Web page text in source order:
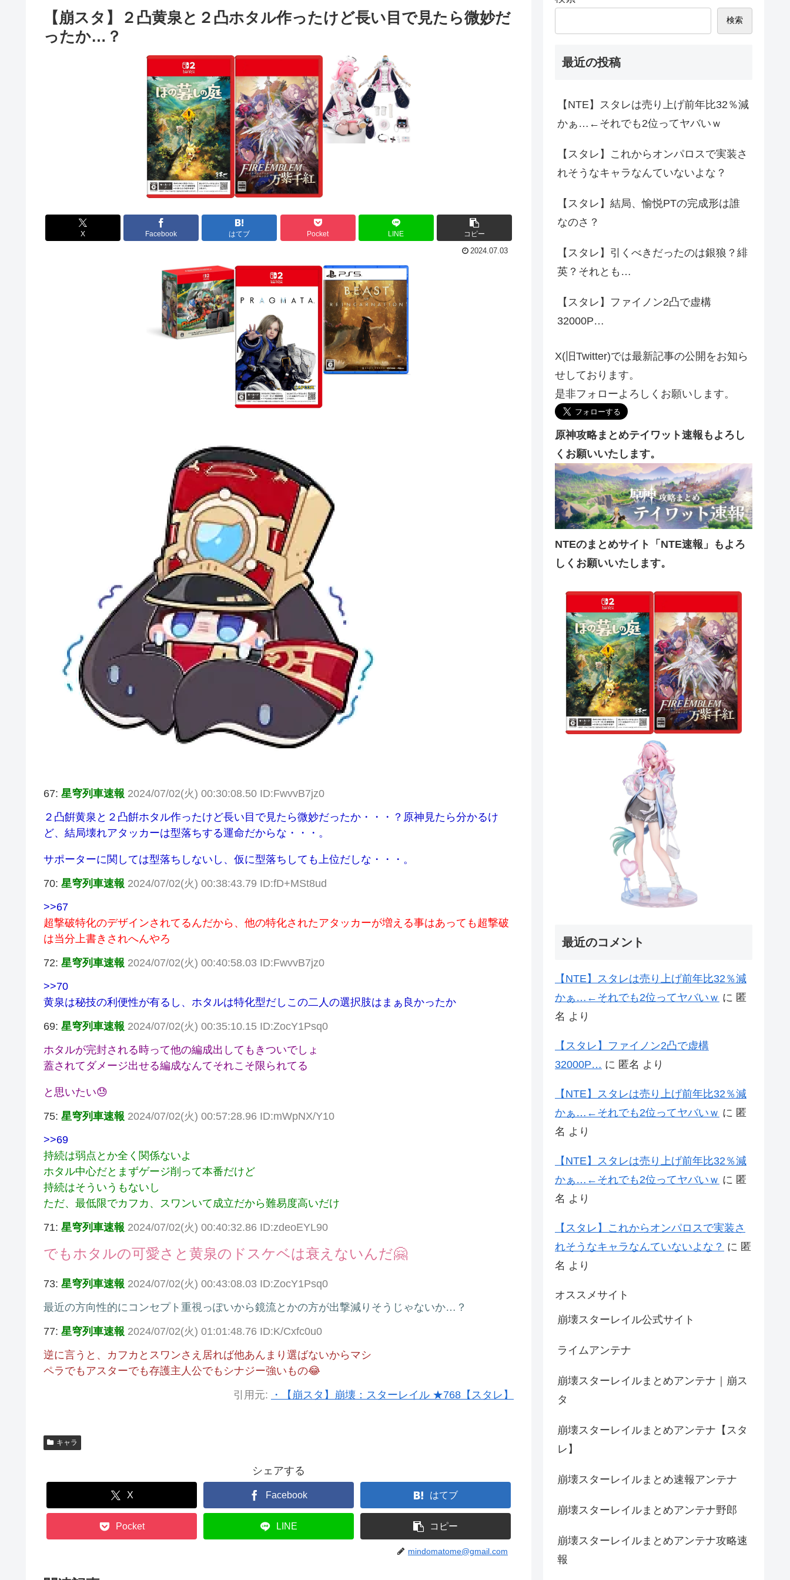
【崩スタ】２凸黄泉と２凸ホタル作ったけど長い目で見たら微妙だ
ったか…？
X Facebook はてブ Pocket LINE コピー
2024.07.03
67: 星穹列車速報 2024/07/02(火) 00:30:08.50 ID:FwvvB7jz0
２凸餠黄泉と２凸餠ホタル作ったけど長い目で見たら微妙だったか・・・？原神見たら分かるけ
ど、結局壊れアタッカーは型落ちする運命だからな・・・。
サポーターに関しては型落ちしないし、仮に型落ちしても上位だしな・・・。
70: 星穹列車速報 2024/07/02(火) 00:38:43.79 ID:fD+MSt8ud
>>67
超撃破特化のデザインされてるんだから、他の特化されたアタッカーが増える事はあっても超撃破
は当分上書きされへんやろ
72: 星穹列車速報 2024/07/02(火) 00:40:58.03 ID:FwvvB7jz0
>>70
黄泉は秘技の利便性が有るし、ホタルは特化型だしこの二人の選択肢はまぁ良かったか
69: 星穹列車速報 2024/07/02(火) 00:35:10.15 ID:ZocY1Psq0
ホタルが完封される時って他の編成出してもきついでしょ
蓋されてダメージ出せる編成なんてそれこそ限られてる
と思いたい😓
75: 星穹列車速報 2024/07/02(火) 00:57:28.96 ID:mWpNX/Y10
>>69
持続は弱点とか全く関係ないよ
ホタル中心だとまずゲージ削って本番だけど
持続はそういうもないし
ただ、最低限でカフカ、スワンいて成立だから難易度高いだけ
71: 星穹列車速報 2024/07/02(火) 00:40:32.86 ID:zdeoEYL90
でもホタルの可愛さと黄泉のドスケベは衰えないんだ🤗
73: 星穹列車速報 2024/07/02(火) 00:43:08.03 ID:ZocY1Psq0
最近の方向性的にコンセプト重視っぽいから鏡流とかの方が出撃減りそうじゃないか…？
77: 星穹列車速報 2024/07/02(火) 01:01:48.76 ID:K/Cxfc0u0
逆に言うと、カフカとスワンさえ居れば他あんまり選ばないからマシ
ペラでもアスターでも存護主人公でもシナジー強いもの😂
引用元: ・【崩スタ】崩壊：スターレイル ★768【スタレ】
キャラ
シェアする
X Facebook はてブ
Pocket LINE コピー
mindomatome@gmail.com
検索
最近の投稿
【NTE】スタレは売り上げ前年比32％減
かぁ…←それでも2位ってヤバいｗ
【スタレ】これからオンパロスで実装さ
れそうなキャラなんていないよな？
【スタレ】結局、愉悦PTの完成形は誰
なのさ？
【スタレ】引くべきだったのは銀狼？緋
英？それとも…
【スタレ】ファイノン2凸で虚構
32000P…
X(旧Twitter)では最新記事の公開をお知ら
せしております。
是非フォローよろしくお願いします。
原神攻略まとめテイワット速報もよろし
くお願いいたします。
NTEのまとめサイト「NTE速報」もよろ
しくお願いいたします。
最近のコメント
【NTE】スタレは売り上げ前年比32％減
かぁ…←それでも2位ってヤバいｗ に 匿
名 より
【スタレ】ファイノン2凸で虚構
32000P… に 匿名 より
【NTE】スタレは売り上げ前年比32％減
かぁ…←それでも2位ってヤバいｗ に 匿
名 より
【NTE】スタレは売り上げ前年比32％減
かぁ…←それでも2位ってヤバいｗ に 匿
名 より
【スタレ】これからオンパロスで実装さ
れそうなキャラなんていないよな？ に 匿
名 より
オススメサイト
崩壊スターレイル公式サイト
ライムアンテナ
崩壊スターレイルまとめアンテナ｜崩ス
タ
崩壊スターレイルまとめアンテナ【スタ
レ】
崩壊スターレイルまとめ速報アンテナ
崩壊スターレイルまとめアンテナ野郎
崩壊スターレイルまとめアンテナ攻略速
報